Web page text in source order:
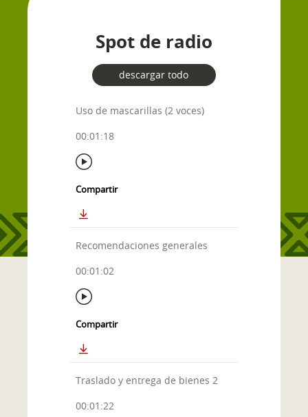
Spot de radio
descargar todo
Uso de mascarillas (2 voces)
00:01:18
Compartir
Recomendaciones generales
00:01:02
Compartir
Traslado y entrega de bienes 2
00:01:22